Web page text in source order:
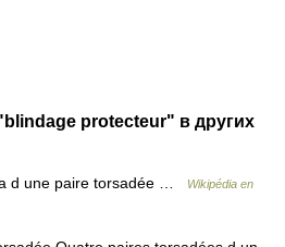
protecteur" в других
d une paire torsadée …
Wikipédia en